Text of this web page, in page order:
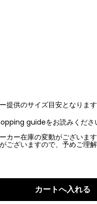
提供のサイズ目安となります
guideをお読みくださ
カー在庫の変動がございま
ございますので、予めご理
カートへ入れる